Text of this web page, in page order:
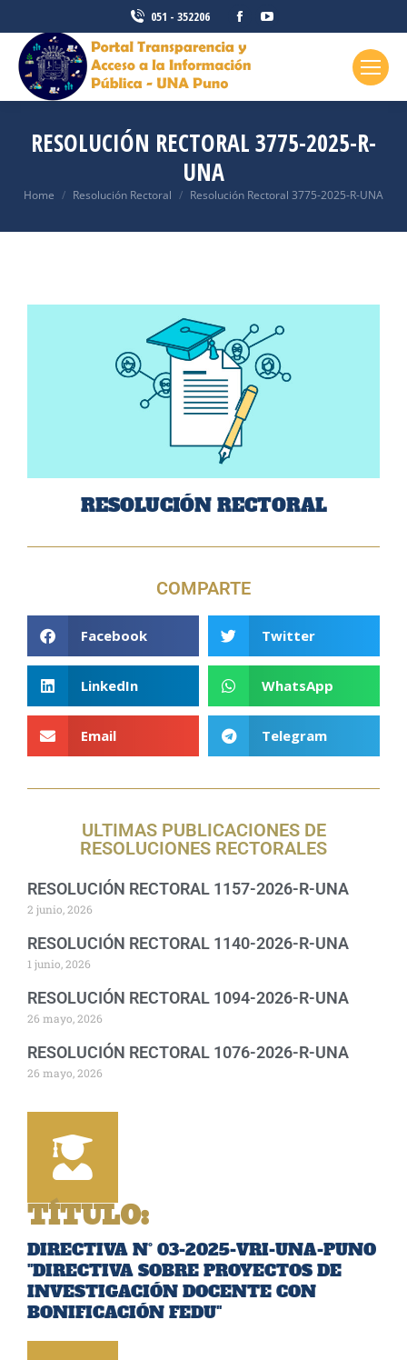
051 - 352206
RESOLUCIÓN RECTORAL 3775-2025-R-
UNA
You are here:
Home Resolución Rectoral Resolución Rectoral 3775-2025-R-UNA
RESOLUCIÓN RECTORAL
COMPARTE
Facebook Twitter
LinkedIn WhatsApp
Email Telegram
ULTIMAS PUBLICACIONES DE
RESOLUCIONES RECTORALES
RESOLUCIÓN RECTORAL 1157-2026-R-UNA
2 junio, 2026
RESOLUCIÓN RECTORAL 1140-2026-R-UNA
1 junio, 2026
RESOLUCIÓN RECTORAL 1094-2026-R-UNA
26 mayo, 2026
RESOLUCIÓN RECTORAL 1076-2026-R-UNA
26 mayo, 2026
TÍTULO:
DIRECTIVA N° 03-2025-VRI-UNA-PUNO
"DIRECTIVA SOBRE PROYECTOS DE
INVESTIGACIÓN DOCENTE CON
BONIFICACIÓN FEDU"